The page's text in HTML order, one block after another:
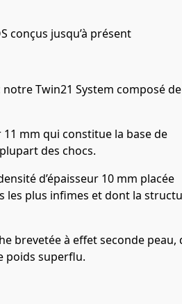
conçus jusqu’à présent
notre Twin21 System composé de
11 mm qui constitue la base de
des chocs.
d’épaisseur 10 mm placée
les plus infimes et dont la
brevetée à effet seconde peau,
poids superflu.